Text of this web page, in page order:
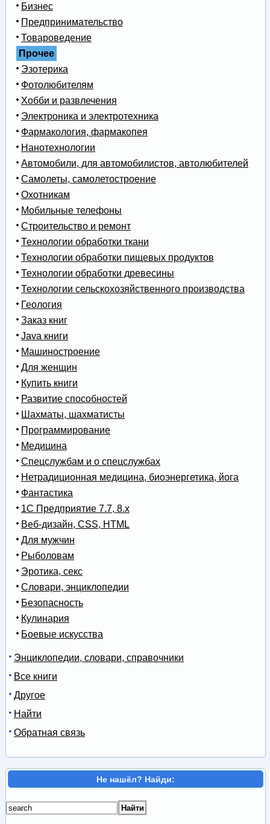
Бизнес
Предпринимательство
Товароведение
Прочее
Эзотерика
Фотолюбителям
Хобби и развлечения
Электроника и электротехника
Фармакология, фармакопея
Нанотехнологии
Автомобили, для автомобилистов, автолюбителей
Самолеты, самолетостроение
Охотникам
Мобильные телефоны
Строительство и ремонт
Технологии обработки ткани
Технологии обработки пищевых продуктов
Технологии обработки древесины
Технологии сельскохозяйственного производства
Геология
Заказ книг
Java книги
Машиностроение
Для женщин
Купить книги
Развитие способностей
Шахматы, шахматисты
Программирование
Медицина
Спецслужбам и о спецслужбах
Нетрадиционная медицина, биоэнергетика, йога
Фантастика
1С Предприятие 7.7, 8.x
Веб-дизайн, CSS, HTML
Для мужчин
Рыболовам
Эротика, секс
Словари, энциклопедии
Безопасность
Кулинария
Боевые искусства
Энциклопедии, словари, справочники
Все книги
Другое
Найти
Обратная связь
Не нашёл? Найди: